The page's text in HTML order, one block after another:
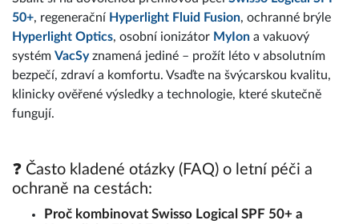
50+, regenerační Hyperlight Fluid Fusion, ochranné brýle
Hyperlight Optics, osobní ionizátor MyIon a vakuový
systém VacSy znamená jediné – prožít léto v absolutním
bezpečí, zdraví a komfortu. Vsaďte na švýcarskou kvalitu,
klinicky ověřené výsledky a technologie, které skutečně
fungují.
❓ Často kladené otázky (FAQ) o letní péči a
ochraně na cestách:
Proč kombinovat Swisso Logical SPF 50+ a